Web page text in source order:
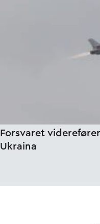
Forsvaret
Ukraina